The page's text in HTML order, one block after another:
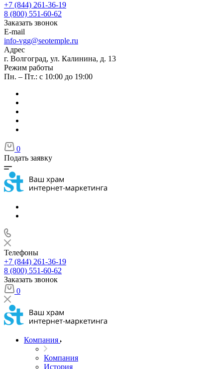
+7 (844) 261-36-19
8 (800) 551-60-62
Заказать звонок
E-mail
info-vgg@seotemple.ru
Адрес
г. Волгоград, ул. Калинина, д. 13
Режим работы
Пн. – Пт.: с 10:00 до 19:00
0
Подать заявку
Телефоны
+7 (844) 261-36-19
8 (800) 551-60-62
Заказать звонок
0
Компания
Компания
История